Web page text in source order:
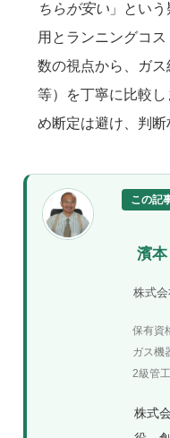
ちらが安い 」とい
用とランニングコ
数の視点から、ガ
等）を丁寧に比較
め断定は避け、判断
この記
濱
株式
保有資
ガス機
2級管
株式